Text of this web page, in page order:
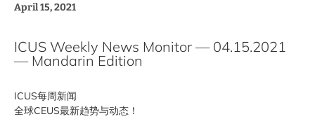
April 15, 2021
ICUS Weekly News Monitor — 04.15.2021
— Mandarin Edition
ICUS每周新闻
全球CEUS最新趋势与动态！